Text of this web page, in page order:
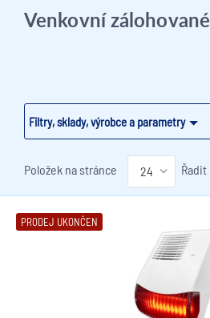
Filtry, sklady, výrobce a parametry
Venkovní zálohované
Položek na stránce Řadit
PRODEJ UKONČEN